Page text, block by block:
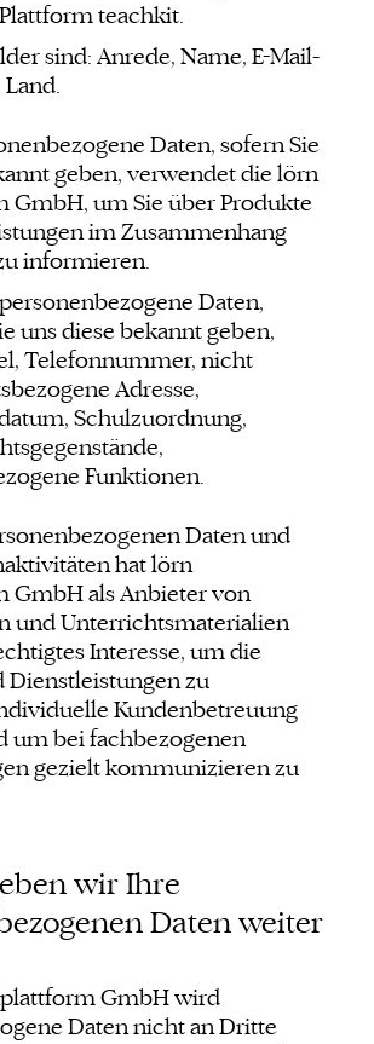
teachkit.
sind: Anrede, Name, E-Mail-
Land.
Daten, sofern Sie
geben, verwendet die lörn
GmbH, um Sie über Produkte
im Zusammenhang
informieren.
Daten,
uns diese bekannt geben,
Telefonnummer, nicht
Adresse,
Schulzuordnung,
Funktionen.
Daten und
hat lörn
GmbH als Anbieter von
und Unterrichtsmaterialien
Interesse, um die
Dienstleistungen zu
Kundenbetreuung
um bei fachbezogenen
gezielt kommunizieren zu
wir Ihre
Daten weiter
GmbH wird
Daten nicht an Dritte